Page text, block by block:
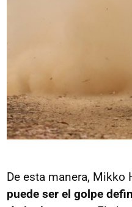
De esta manera, Mikko
puede ser el golpe